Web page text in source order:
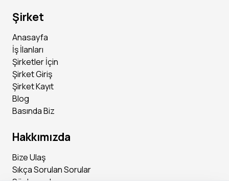
-MS Office ve tercihen muhasebe programlarını kullanabile
-Dikkatli, titiz ve sorumluluk sahibi
Şirket
Anasayfa
İş İlanları
Şirketler İçin
Şirket Giriş
Şirket Kayıt
Blog
Basında Biz
Hakkımızda
Bize Ulaş
Sıkça Sorulan Sorular
Sözleşmeler